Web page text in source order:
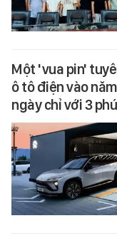
Một 'vua pin'
ô tô điện vào
ngày chỉ với 3